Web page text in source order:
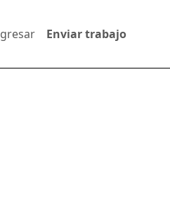
Enviar trabajo